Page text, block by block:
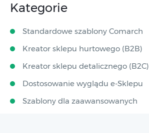
Kategorie
Standardowe szablony Comarch
Kreator sklepu hurtowego (B2B)
Kreator sklepu detalicznego (B2C)
Dostosowanie wyglądu e-Sklepu
Szablony dla zaawansowanych